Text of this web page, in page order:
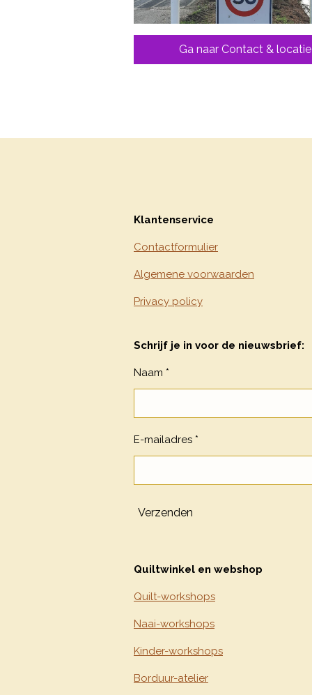
Ga naar Contact & locatie
Klantenservice
Contactformulier
Algemene voorwaarden
Privacy policy
Schrijf je in voor de nieuwsbrief:
Naam *
E-mailadres *
Verzenden
Quiltwinkel en webshop
Quilt-workshops
Naai-workshops
Kinder-workshops
Borduur-atelier